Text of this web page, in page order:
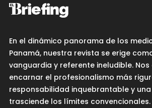
En el dinámico panorama de los
Panamá, nuestra revista se erige
vanguardia y referente ineludible.
encarnar el profesionalismo más
responsabilidad inquebrantable y
trasciende los límites convencionales.